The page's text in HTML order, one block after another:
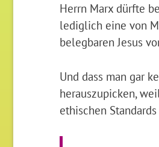
Herrn Marx dürfte
lediglich eine von
belegbaren Jesus
Und dass man gar
herauszupicken,
ethischen